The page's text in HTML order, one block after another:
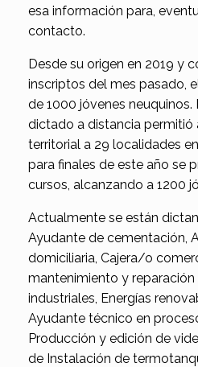
esa información para,
contacto.
Desde su origen en 2019 y
inscriptos del mes pasado,
de 1000 jóvenes
dictado a distancia permitió
territorial a 29 localidades
para finales de este año se
cursos, alcanzando a 1200
Actualmente se están
Ayudante de cementación,
domiciliaria, Cajera/o
mantenimiento y reparación
industriales, Energías
Ayudante técnico en
Producción y edición de
de Instalación de